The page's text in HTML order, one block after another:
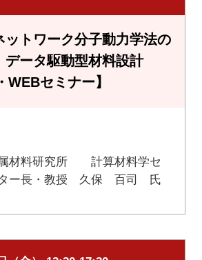
ットワーク分子動力学法の
データ駆動型材料設計
WEBセミナー】
材料研究所 計算材料学セ
ー長・教授 久保 百司 氏